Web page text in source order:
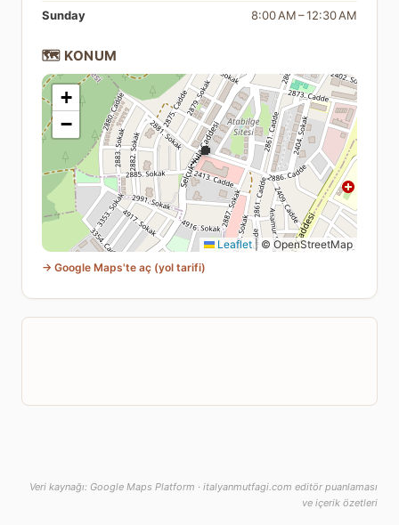
Sunday
8:00 AM – 12:30 AM
🗺️ KONUM
📍
+
−
Leaflet | © OpenStreetMap
→ Google Maps'te aç (yol tarifi)
Veri kaynağı: Google Maps Platform · italyanmutfagi.com editör puanlaması
ve içerik özetleri